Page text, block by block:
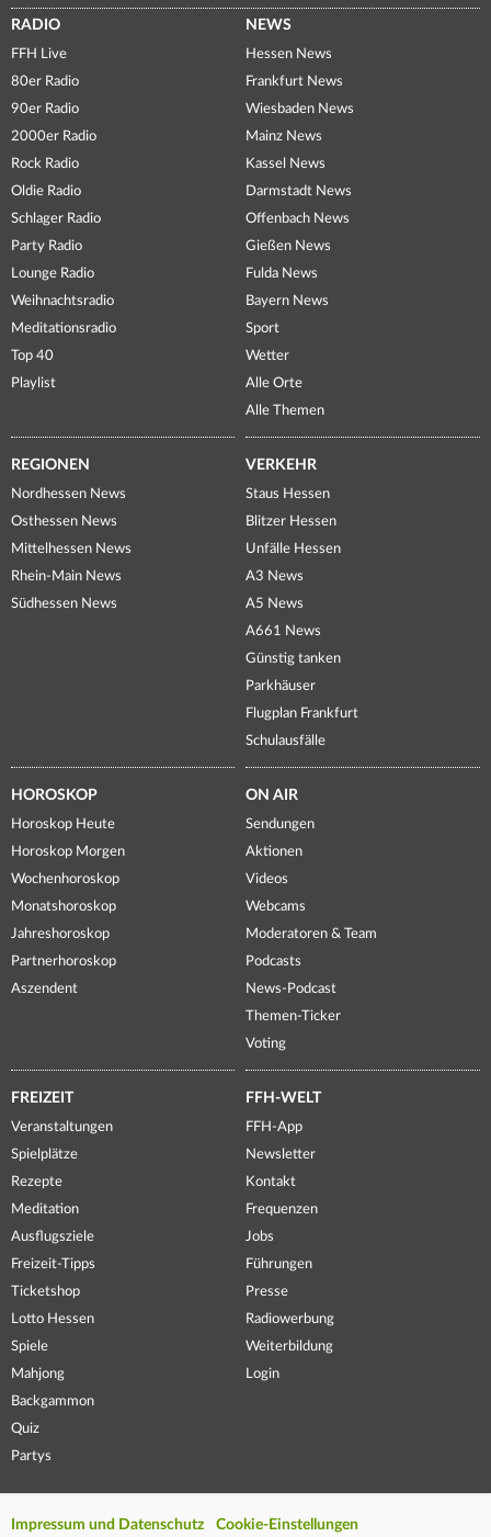
RADIO
FFH Live
80er Radio
90er Radio
2000er Radio
Rock Radio
Oldie Radio
Schlager Radio
Party Radio
Lounge Radio
Weihnachtsradio
Meditationsradio
Top 40
Playlist
NEWS
Hessen News
Frankfurt News
Wiesbaden News
Mainz News
Kassel News
Darmstadt News
Offenbach News
Gießen News
Fulda News
Bayern News
Sport
Wetter
Alle Orte
Alle Themen
REGIONEN
Nordhessen News
Osthessen News
Mittelhessen News
Rhein-Main News
Südhessen News
VERKEHR
Staus Hessen
Blitzer Hessen
Unfälle Hessen
A3 News
A5 News
A661 News
Günstig tanken
Parkhäuser
Flugplan Frankfurt
Schulausfälle
HOROSKOP
Horoskop Heute
Horoskop Morgen
Wochenhoroskop
Monatshoroskop
Jahreshoroskop
Partnerhoroskop
Aszendent
ON AIR
Sendungen
Aktionen
Videos
Webcams
Moderatoren & Team
Podcasts
News-Podcast
Themen-Ticker
Voting
FREIZEIT
Veranstaltungen
Spielplätze
Rezepte
Meditation
Ausflugsziele
Freizeit-Tipps
Ticketshop
Lotto Hessen
Spiele
Mahjong
Backgammon
Quiz
Partys
FFH-WELT
FFH-App
Newsletter
Kontakt
Frequenzen
Jobs
Führungen
Presse
Radiowerbung
Weiterbildung
Login
Impressum und Datenschutz Cookie-Einstellungen